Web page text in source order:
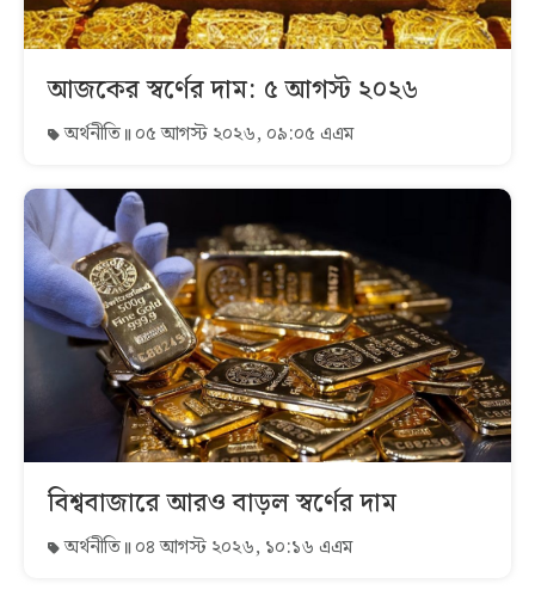
আজকের স্বর্ণের দাম: ৫ আগস্ট ২০২৬
অর্থনীতি ০৫ আগস্ট ২০২৬, ০৯:০৫ এএম
বিশ্ববাজারে আরও বাড়ল স্বর্ণের দাম
অর্থনীতি ০৪ আগস্ট ২০২৬, ১০:১৬ এএম